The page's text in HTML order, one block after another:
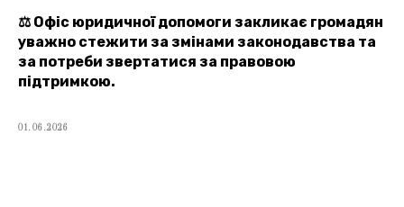
⚖️ Офіс юридичної допомоги закликає громадян
уважно стежити за змінами законодавства та
за потреби звертатися за правовою
підтримкою.
01.06.2026